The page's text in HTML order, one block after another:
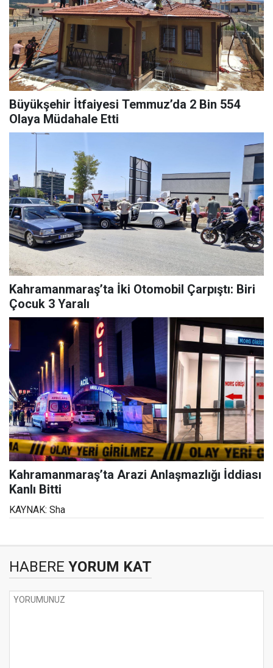
Büyükşehir İtfaiyesi Temmuz’da 2 Bin 554
Olaya Müdahale Etti
Kahramanmaraş’ta İki Otomobil Çarpıştı: Biri
Çocuk 3 Yaralı
Kahramanmaraş’ta Arazi Anlaşmazlığı İddiası
Kanlı Bitti
KAYNAK: Sha
HABERE YORUM KAT